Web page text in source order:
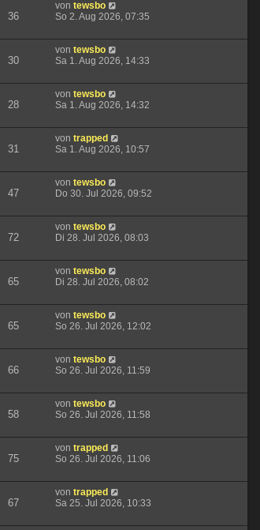
36
von tewsbo
So 2. Aug 2026, 07:35
30
von tewsbo
Sa 1. Aug 2026, 14:33
28
von tewsbo
Sa 1. Aug 2026, 14:32
31
von trapped
Sa 1. Aug 2026, 10:57
47
von tewsbo
Do 30. Jul 2026, 09:52
72
von tewsbo
Di 28. Jul 2026, 08:03
65
von tewsbo
Di 28. Jul 2026, 08:02
65
von tewsbo
So 26. Jul 2026, 12:02
66
von tewsbo
So 26. Jul 2026, 11:59
58
von tewsbo
So 26. Jul 2026, 11:58
75
von trapped
So 26. Jul 2026, 11:06
67
von trapped
Sa 25. Jul 2026, 10:33